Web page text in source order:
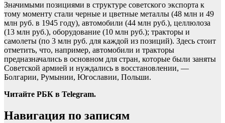
Значимыми позициями в структуре советского экспорта к
тому моменту стали черные и цветные металлы (48 млн и 49
млн руб. в 1945 году), автомобили (44 млн руб.), целлюлоза
(13 млн руб.), оборудование (10 млн руб.); тракторы и
самолеты (по 3 млн руб. для каждой из позиций). Здесь стоит
отметить, что, например, автомобили и тракторы
предназначались в основном для стран, которые были заняты
Советской армией и нуждались в восстановлении, —
Болгарии, Румынии, Югославии, Польши.
Читайте РБК в Telegram.
Навигация по записям